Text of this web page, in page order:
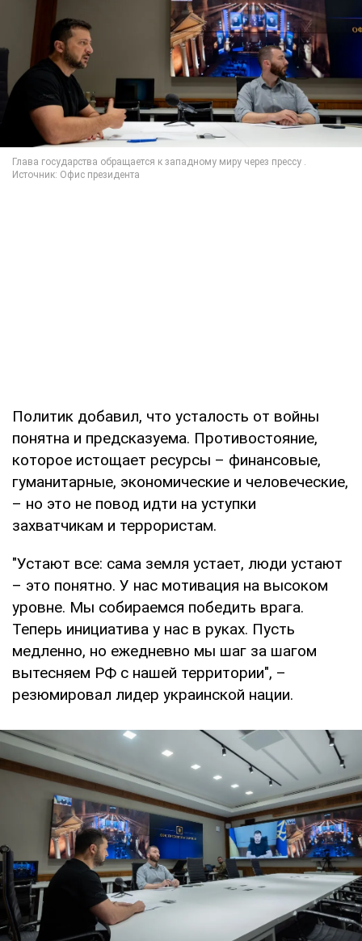
Политик добавил, что усталость от войны
понятна и предсказуема. Противостояние,
которое истощает ресурсы – финансовые,
гуманитарные, экономические и человеческие,
– но это не повод идти на уступки
захватчикам и террористам.
"Устают все: сама земля устает, люди устают
– это понятно. У нас мотивация на высоком
уровне. Мы собираемся победить врага.
Теперь инициатива у нас в руках. Пусть
медленно, но ежедневно мы шаг за шагом
вытесняем РФ с нашей территории", –
резюмировал лидер украинской нации.